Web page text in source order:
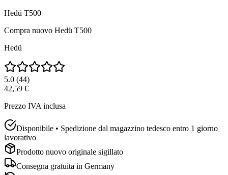
Hedü T500
Compra nuovo Hedü T500
Hedü
5.0 (44)
42,59 €
Prezzo IVA inclusa
Disponibile • Spedizione dal magazzino tedesco entro 1 giorno
lavorativo
Prodotto nuovo originale sigillato
Consegna gratuita in Germany